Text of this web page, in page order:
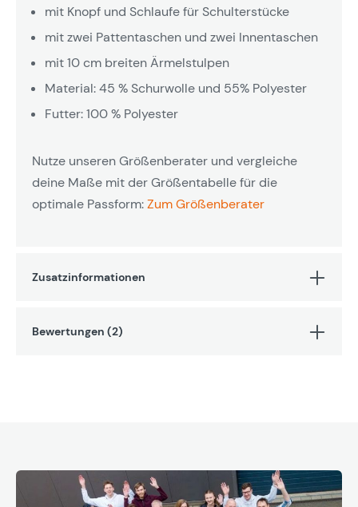
mit Knopf und Schlaufe für Schulterstücke
mit zwei Pattentaschen und zwei Innentaschen
mit 10 cm breiten Ärmelstulpen
Material: 45 % Schurwolle und 55% Polyester
Futter: 100 % Polyester
Nutze unseren Größenberater und vergleiche
deine Maße mit der Größentabelle für die
optimale Passform:Zum Größenberater
Zusatzinformationen
Bewertungen (2)